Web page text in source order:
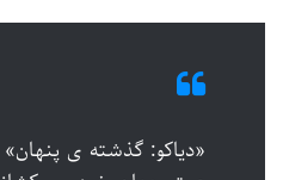
«دیاکو: گذشته ی پنهان»